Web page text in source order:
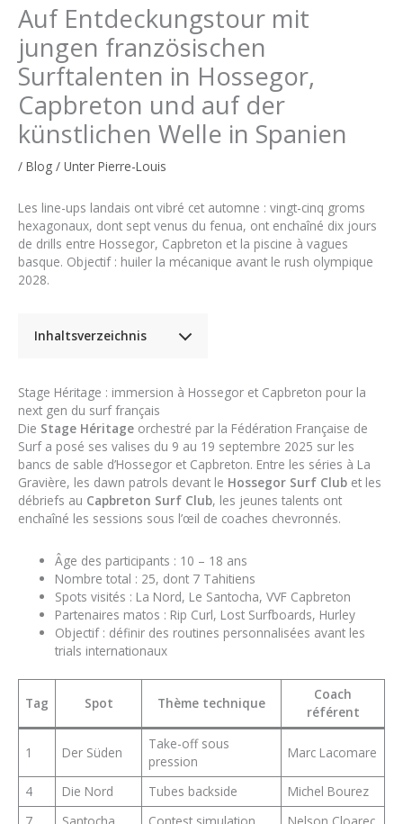
Auf Entdeckungstour mit
jungen französischen
Surftalenten in Hossegor,
Capbreton und auf der
künstlichen Welle in Spanien
/ Blog / Unter Pierre-Louis
Les line-ups landais ont vibré cet automne : vingt-cinq groms
hexagonaux, dont sept venus du fenua, ont enchaîné dix jours
de drills entre Hossegor, Capbreton et la piscine à vagues
basque. Objectif : huiler la mécanique avant le rush olympique
2028.
Inhaltsverzeichnis
Stage Héritage : immersion à Hossegor et Capbreton pour la
next gen du surf français
Die Stage Héritage orchestré par la Fédération Française de
Surf a posé ses valises du 9 au 19 septembre 2025 sur les
bancs de sable d’Hossegor et Capbreton. Entre les séries à La
Gravière, les dawn patrols devant le Hossegor Surf Club et les
débriefs au Capbreton Surf Club, les jeunes talents ont
enchaîné les sessions sous l’œil de coaches chevronnés.
Âge des participants : 10 – 18 ans
Nombre total : 25, dont 7 Tahitiens
Spots visités : La Nord, Le Santocha, VVF Capbreton
Partenaires matos : Rip Curl, Lost Surfboards, Hurley
Objectif : définir des routines personnalisées avant les
trials internationaux
Tag Spot Thème technique
Coach
référent
1 Der Süden
Take-off sous
pression
Marc Lacomare
4 Die Nord Tubes backside
Michel Bourez
7
Santocha Contest simulation Nelson Cloarec